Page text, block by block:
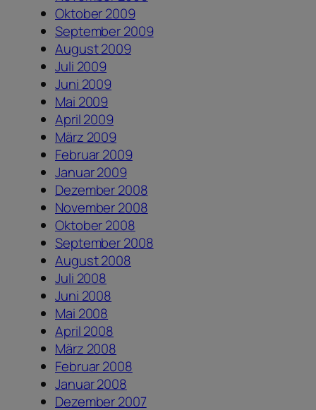
Oktober 2009
September 2009
August 2009
Juli 2009
Juni 2009
Mai 2009
April 2009
März 2009
Februar 2009
Januar 2009
Dezember 2008
November 2008
Oktober 2008
September 2008
August 2008
Juli 2008
Juni 2008
Mai 2008
April 2008
März 2008
Februar 2008
Januar 2008
Dezember 2007